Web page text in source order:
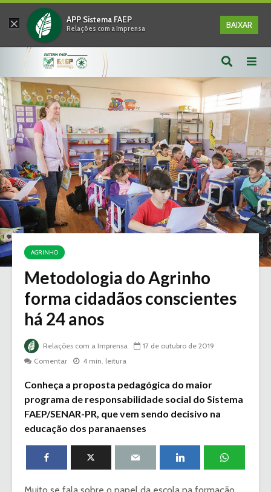
× APP Sistema FAEP
Relações com a Imprensa BAIXAR
AGRINHO
Metodologia do Agrinho
forma cidadãos conscientes
há 24 anos
Relações com a Imprensa
17 de outubro de 2019
Comentar
4 min. leitura
Conheça a proposta pedagógica do maior
programa de responsabilidade social do Sistema
FAEP/SENAR-PR, que vem sendo decisivo na
educação dos paranaenses